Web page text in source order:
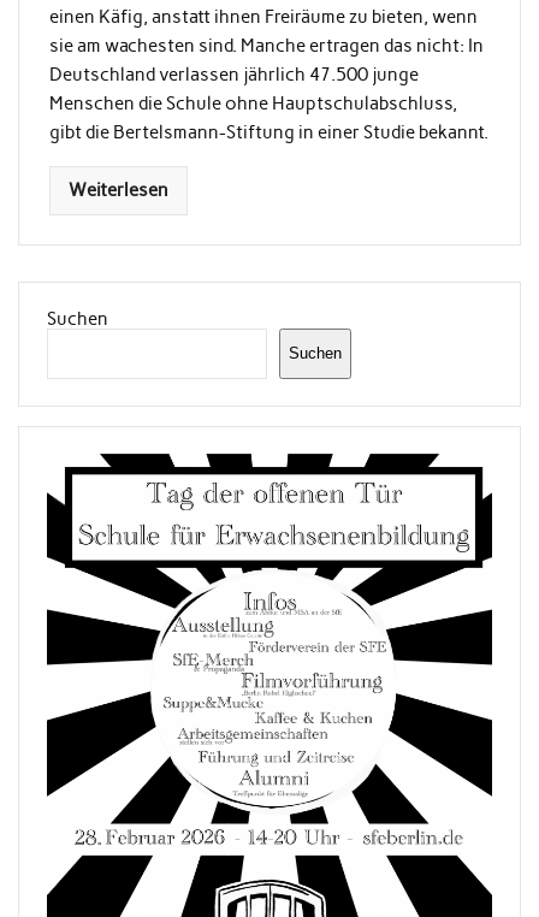
einen Käfig, anstatt ihnen Freiräume zu bieten, wenn
sie am wachesten sind. Manche ertragen das nicht: In
Deutschland verlassen jährlich 47.500 junge
Menschen die Schule ohne Hauptschulabschluss,
gibt die Bertelsmann-Stiftung in einer Studie bekannt.
Weiterlesen
Suchen
Suchen